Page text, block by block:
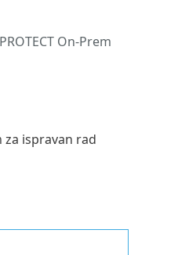
On-Prem
ispravan rad